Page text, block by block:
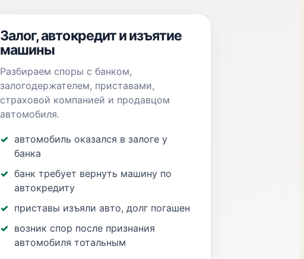
Залог, автокредит и изъятие
машины
Разбираем споры с банком,
залогодержателем, приставами,
страховой компанией и продавцом
автомобиля.
автомобиль оказался в залоге у
банка
банк требует вернуть машину по
автокредиту
приставы изъяли авто, долг погашен
возник спор после признания
автомобиля тотальным